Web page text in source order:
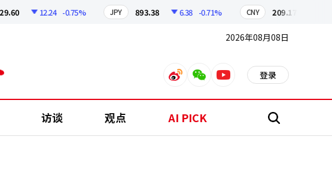
12.24 -0.75% JPY 893.38 6.38 -0.71% CNY 209.17
2026年08月08日
weiboweixinyoutube 登录
访谈 观点 AI PICK 搜